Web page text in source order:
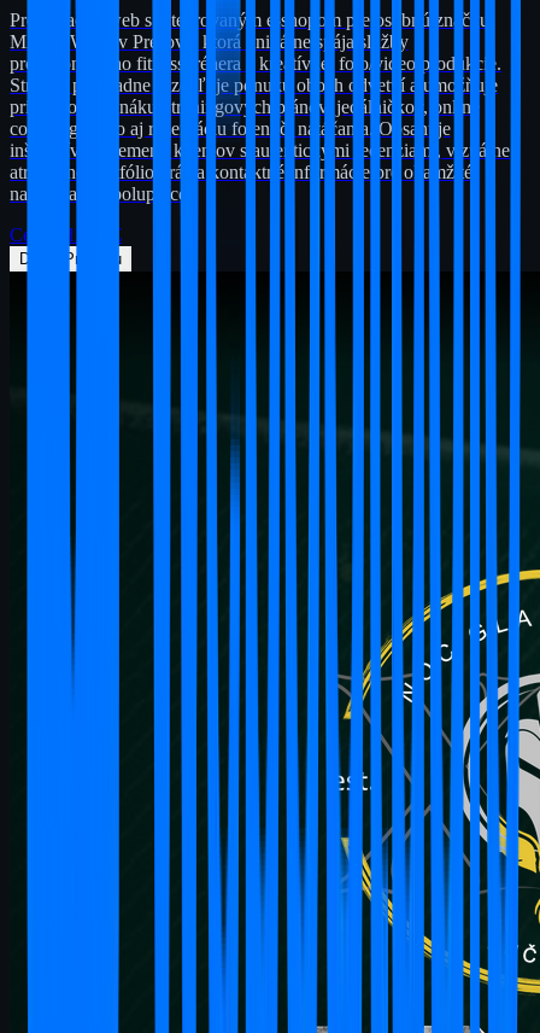
Prezentačný web s integrovaným e-shopom pre osobnú značku
MAT DWYL v Prešove, ktorá unikátne spája služby
profesionálneho fitness trénera a kreatívnej foto/video produkcie.
Stránka prehľadne rozdeľuje ponuku oboch odvetví a umožňuje
priamy online nákup tréningových plánov, jedálničkov, online
coachingu, ako aj rezerváciu fotení či natáčania. Obsahuje
inšpiratívne premeny klientov s autentickými recenziami, vizuálne
atraktívne portfólio prác a kontaktné informácie pre okamžité
nadviazanie spolupráce.
Cena od1299 €
Detail Projektu